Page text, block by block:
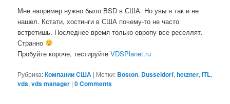
Мне например нужно было BSD в США. Но увы я так и не
нашел. Кстати, хостинги в США почему-то не часто
встретишь. Последнее время только европу все реселлят.
Странно
Пробуйте короче, тестируйтеVDSPlanet.ru
Рубрика:Компании США | Метки: Boston, Dusseldorf,hetzner,ITL,
vds,vds manager |0 Comments